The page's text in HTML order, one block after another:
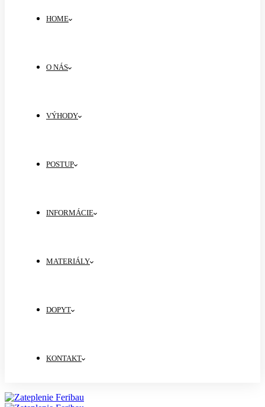
HOME
O NÁS
VÝHODY
POSTUP
INFORMÁCIE
MATERIÁLY
DOPYT
KONTAKT